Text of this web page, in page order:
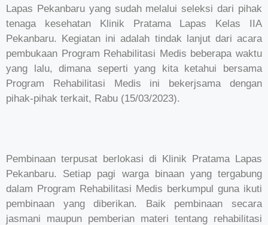
Lapas Pekanbaru yang sudah melalui seleksi dari pihak
tenaga kesehatan Klinik Pratama Lapas Kelas IIA
Pekanbaru. Kegiatan ini adalah tindak lanjut dari acara
pembukaan Program Rehabilitasi Medis beberapa waktu
yang lalu, dimana seperti yang kita ketahui bersama
Program Rehabilitasi Medis ini bekerjsama dengan
pihak-pihak terkait, Rabu (15/03/2023).
Pembinaan terpusat berlokasi di Klinik Pratama Lapas
Pekanbaru. Setiap pagi warga binaan yang tergabung
dalam Program Rehabilitasi Medis berkumpul guna ikuti
pembinaan yang diberikan. Baik pembinaan secara
jasmani maupun pemberian materi tentang rehabilitasi